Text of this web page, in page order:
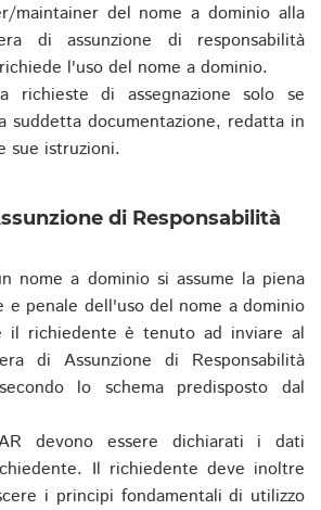
maintainer del nome a dominio alla
di assunzione di responsabilità
l'uso del nome a dominio.
richieste di assegnazione solo se
suddetta documentazione, redatta in
sue istruzioni.
di Responsabilità
nome a dominio si assume la piena
e penale dell'uso del nome a dominio
il richiedente è tenuto ad inviare al
di Assunzione di Responsabilità
lo schema predisposto dal
devono essere dichiarati i dati
Il richiedente deve inoltre
i principi fondamentali di utilizzo